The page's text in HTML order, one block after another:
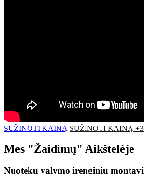
SUŽINOTI KAINĄ SUŽINOTI KAINĄ
Mes "Žaidimų" Aikštelėje
Nuotekų valymo įrenginių